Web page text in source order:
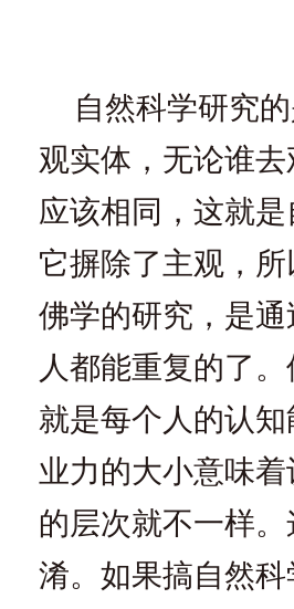
自然科学研究的
观实体，无论谁
应该相同，这就
它摒除了主观，
佛学的研究，是
人都能重复的了
就是每个人的认
业力的大小意味
的层次就不一样
淆。如果搞自然